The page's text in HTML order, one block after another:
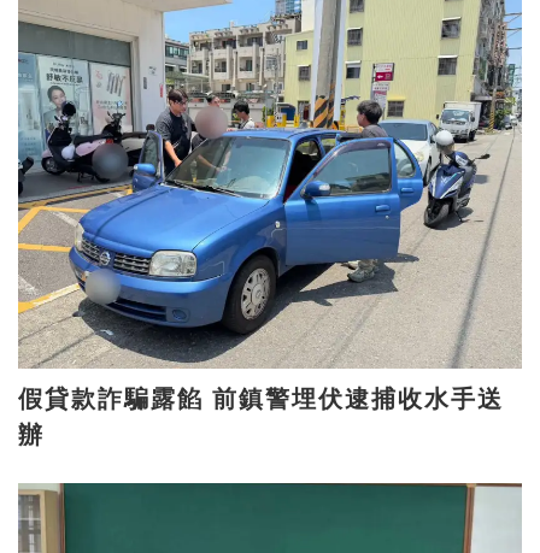
假貸款詐騙露餡 前鎮警埋伏逮捕收水手送
辦